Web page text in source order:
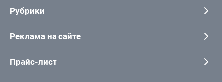
Рубрики
Реклама на сайте
Прайс-лист